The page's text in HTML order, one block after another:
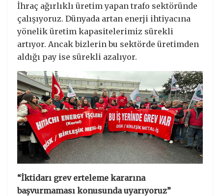
İhraç ağırlıklı üretim yapan trafo sektöründe
çalışıyoruz. Dünyada artan enerji ihtiyacına
yönelik üretim kapasitelerimiz sürekli
artıyor. Ancak bizlerin bu sektörde üretimden
aldığı pay ise sürekli azalıyor.
“İktidarı grev erteleme kararına
başvurmaması konusunda uyarıyoruz”